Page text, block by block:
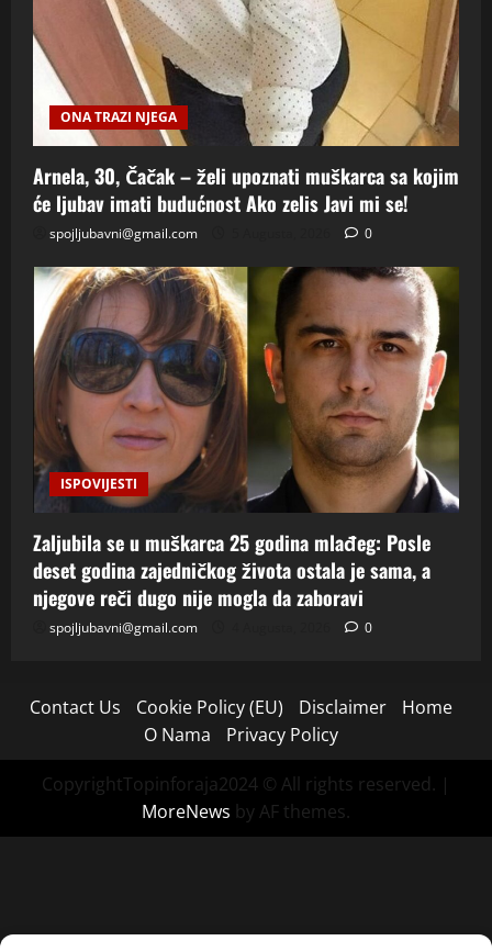
ONA TRAZI NJEGA
Arnela, 30, Čačak – želi upoznati muškarca sa kojim
će ljubav imati budućnost Ako zelis Javi mi se!
spojljubavni@gmail.com 0
ISPOVIJESTI
Zaljubila se u muškarca 25 godina mlađeg: Posle
deset godina zajedničkog života ostala je sama, a
njegove reči dugo nije mogla da zaboravi
spojljubavni@gmail.com 0
Contact Us Cookie Policy (EU) Disclaimer
Home
O Nama
Privacy Policy
CopyrightTopinforaja2024 © All rights reserved. |
MoreNews by AF themes.